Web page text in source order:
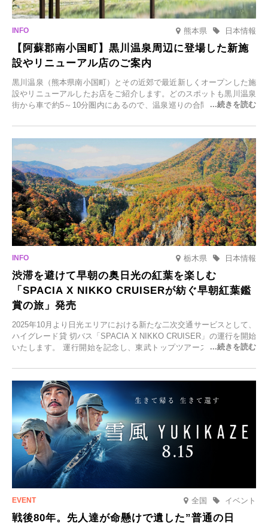
熊本県 日本情報
【阿蘇郡南小国町】黒川温泉周辺に登場した新施
設やリニューアル店のご案内
黒川温泉（熊本県南小国町）とその近郊で最近新しくオープンした施
設やリニューアルしたお店をご紹介します。どのスポットも黒川温泉
街から車で約5～10分圏内にあるので、温泉巡りの合間に気軽に立ち
元食材にこだわったレストランなど、多彩な魅力が満載です。黒川温
泉の新たな楽しみとしてチェックしてみてください。
栃木県 日本情報
渋滞を避けて早朝の奥日光の紅葉を楽しむ
「SPACIA X NIKKO CRUISERが紡ぐ早朝紅葉鑑
賞の旅」発売
2025年10月より日光エリアにおける新たな二次交通サービスとして、
ハイグレード貸 切バス「SPACIA X NIKKO CRUISER」の運行を開始
いたします。 運行開始を記念し、東武トップツアーズ株式会社では
2025年9月12日(金)より発売いたします。
全国 イベント
戦後80年。先人達が命懸けで遺した”普通の日